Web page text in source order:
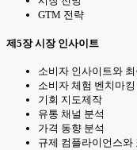
GTM 전략
제5장 시장 인사이트
소비자 인사이트와
소비자 체험 벤치마킹
기회 지도제작
유통 채널 분석
가격 동향 분석
규제 컴플라이언스와